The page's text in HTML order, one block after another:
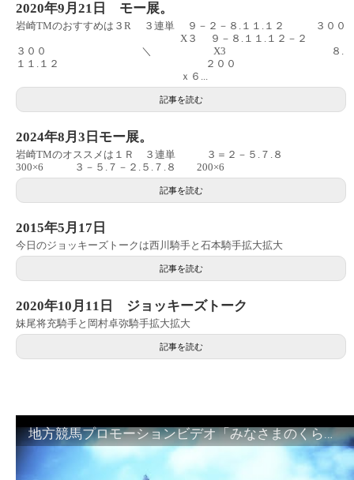
2020年9月21日 モー展。
岩崎TMのおすすめは３R ３連単 ９－２－８.１１.１２ ３００
X３ ９－８.１１.１２－２
３００ ＼ X3 ８.
１１.１２ ２００
ｘ６...
記事を読む
2024年8月3日モー展。
岩崎TMのオススメは１Ｒ ３連単 ３＝２－５.７.８
300×6 ３－５.７－２.５.７.８ 200×6
記事を読む
2015年5月17日
今日のジョッキーズトークは西川騎手と石本騎手拡大拡大
記事を読む
2020年10月11日 ジョッキーズトーク
妹尾将充騎手と岡村卓弥騎手拡大拡大
記事を読む
地方競馬プロモーションビデオ「みなさまのくらしのために」30秒篇｜NAR公式